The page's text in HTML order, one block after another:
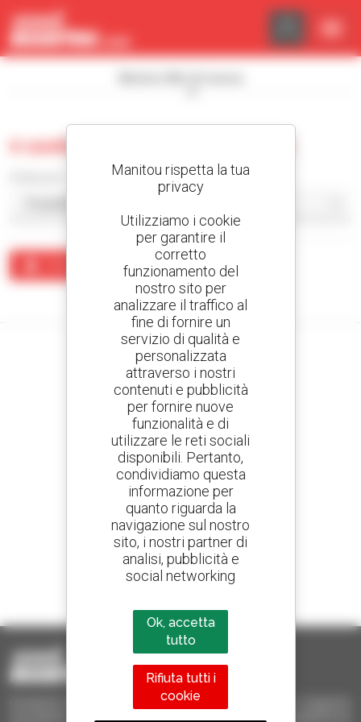
0 usate carrello con montante
Crea un avviso
Nessun risultato corrisponde alla ricerca.
Crea avvisi
e ricevi annunci di materiale d'occasione
800 concessionari
Manitou nel mondo
1 telescopico su 4
Occasione Manitou - Prodotti per il sollevamento e il trasporto
Pannello di gestione dei cookies
Manitou rispetta la tua
privacy
Utilizziamo i cookie
per garantire il
corretto
funzionamento del
nostro sito per
analizzare il traffico al
fine di fornire un
servizio di qualità e
personalizzata
attraverso i nostri
contenuti e pubblicità
per fornire nuove
funzionalità e di
utilizzare le reti sociali
disponibili. Pertanto,
condividiamo questa
informazione per
quanto riguarda la
navigazione sul nostro
sito, i nostri partner di
analisi, pubblicità e
social networking
Ok, accetta
tutto
Rifiuta tutti i
cookie